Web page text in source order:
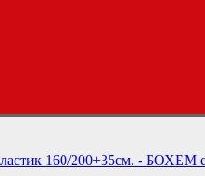
160/200+35см. - БОХЕМ